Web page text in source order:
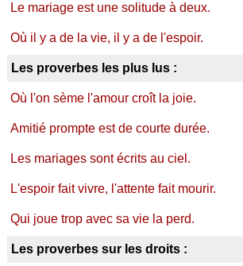
Le mariage est une solitude à deux.
Où il y a de la vie, il y a de l'espoir.
Les proverbes les plus lus :
Où l'on sème l'amour croît la joie.
Amitié prompte est de courte durée.
Les mariages sont écrits au ciel.
L'espoir fait vivre, l'attente fait mourir.
Qui joue trop avec sa vie la perd.
Les proverbes sur les droits :